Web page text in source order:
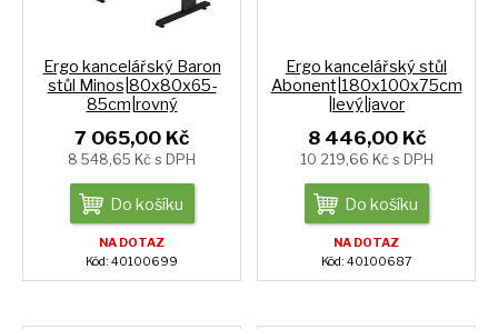
Ergo kancelářský Baron
stůl Minos|80x80x65-
85cm|rovný
7 065,00 Kč
8 548,65 Kč s DPH
Do košíku
NA DOTAZ
Kód: 40100699
Ergo kancelářský stůl
Abonent|180x100x75cm
|levý|javor
8 446,00 Kč
10 219,66 Kč s DPH
Do košíku
NA DOTAZ
Kód: 40100687